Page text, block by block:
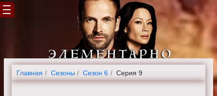
Главная Cезоны Сезон 6 Серия 9